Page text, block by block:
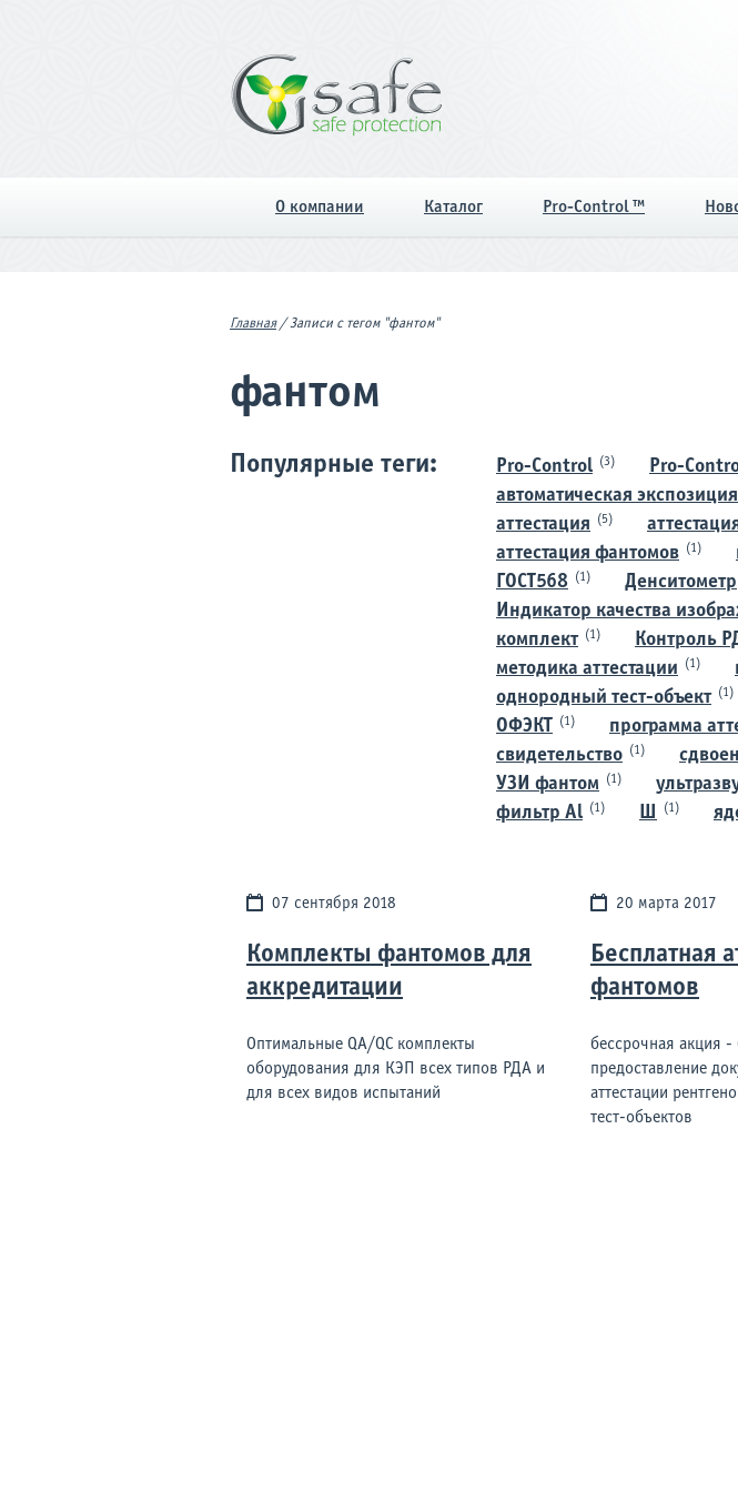
О компании Каталог Pro-Control ™
Главная/Записи с тегом "фантом"
фантом
Популярные теги: Pro-Control (3) Pro-
автоматическая экспозиция
аттестация (5)
аттестация фантомов (1)
ГОСТ568 (1) Денситометр
Индикатор качества
комплект (1) Контроль
методика аттестации (1)
однородный тест-объект (1)
ОФЭКТ (1) программа
свидетельство (1)
УЗИ фантом (1)
фильтр Al (1) Ш (1)
07 сентября 2018
Комплекты фантомов для
аккредитации
Оптимальные QA/QC комплекты
оборудования для КЭП всех типов РДА и
для всех видов испытаний
20 марта 2017
Бесплатная
фантомов
бессрочная акция -
предоставление
аттестации
тест-объектов